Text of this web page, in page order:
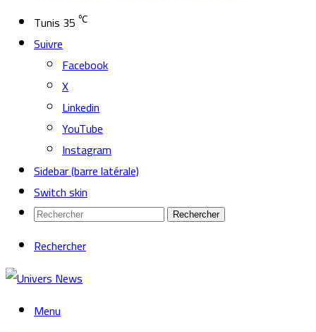
Tunis 35 ℃
Suivre
Facebook
X
Linkedin
YouTube
Instagram
Sidebar (barre latérale)
Switch skin
Rechercher
Rechercher
Menu